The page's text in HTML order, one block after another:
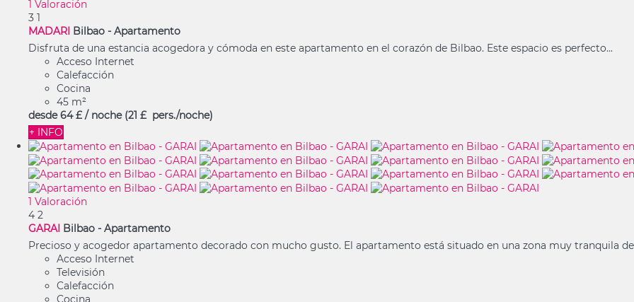
1 Valoración
3 1
MADARI Bilbao - Apartamento
Disfruta de una estancia acogedora y cómoda en este apartamento en el corazón de Bilbao. Este espacio es perfecto...
Acceso Internet
Calefacción
Cocina
45 m²
desde 64 £ / noche (21 £ pers./noche)
+ INFO
1 Valoración
4 2
GARAI Bilbao - Apartamento
Precioso y acogedor apartamento decorado con mucho gusto. El apartamento está situado en una zona muy tranquila
Acceso Internet
Televisión
Calefacción
Cocina